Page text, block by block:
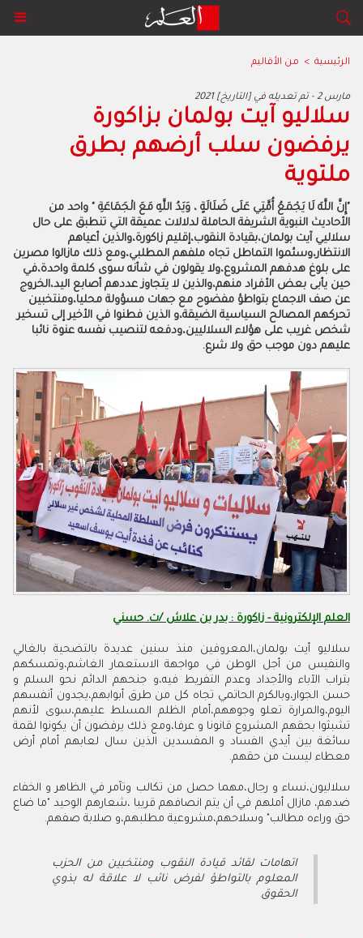
الرئيسية > من الأقاليم
2021 مارس 2 - تم تعديله في [التاريخ]
سلاليو آيت بولمان بزاكورة
يرفضون سلب أرضهم بطرق
ملتوية
"إِنَّ اللَّهَ لَا يَجْمَعُ أُمَّتِي عَلَى ضَلَالَةٍ ، وَيَدُ اللَّهِ مَعَ الْجَمَاعَةِ " واحد من
الأحاديث النبوية الشريفة الحاملة لدلالات عميقة التي تنطبق على حال
سلاليي آيت بولمان،بقيادة النقوب،إقليم زاكورة،والذين أعياهم
الانتظار،وسئموا التماطل تجاه ملفهم المطلبي،ومع ذلك مازالوا مصرين
على بلوغ هدفهم المشروع،ولا يقولون في شأنه سوى كلمة واحدة،في
حين يأبى بعض الأفراد منهم،والذين لا يتجاوز عددهم أصابع اليد،الخروج
عن صف الاجماع بتواطؤ مفضوح مع جهات مسؤولة محليا،ومنتخبين
تحركهم المصالح السياسية الضيقة،و الذين فطنوا في الأخير إلى تسخير
شخص غريب على هؤلاء السلاليين،ودفعه لتنصيب نفسه عنوة نائبا
عليهم دون موجب حق ولا شرع.
العلم الإلكترونية - زاكورة : بدر بن علاش /ت. حسني
سلاليو أيت بولمان،المعروفين منذ سنين عديدة بالتضحية بالغالي
والنفيس من أجل الوطن في مواجهة الاستعمار الغاشم،وتمسكهم
بتراب الآباء والأجداد وعدم التفريط فيه،و جنحهم الدائم نحو السلم و
حسن الجوار،وبالكرم الحاتمي تجاه كل من طرق أبوابهم،يجدون أنفسهم
اليوم،والمرارة تعلو وجوههم،أمام الظلم المسلط عليهم،سوى لأنهم
تشبثوا بحقهم المشروع قانونا و عرفا،ومع ذلك يرفضون أن يكونوا لقمة
سائغة بين أيدي الفساد و المفسدين الذين سال لعابهم أمام أرض
معطاء ليست من حقهم.
سلاليون،نساء و رجال،مهما حصل من تكالب وتآمر في الظاهر و الخفاء
ضدهم، مازال أملهم في أن يتم انصافهم قريبا ،شعارهم الوحيد "ما ضاع
حق وراءه مطالب" وسلاحهم،مشروعية مطلبهم،و صلابة صفهم.
اتهامات لقائد قيادة النقوب ومنتخبين من الحزب
المعلوم بالتواطؤ لفرض نائب لا علاقة له بذوي
الحقوق